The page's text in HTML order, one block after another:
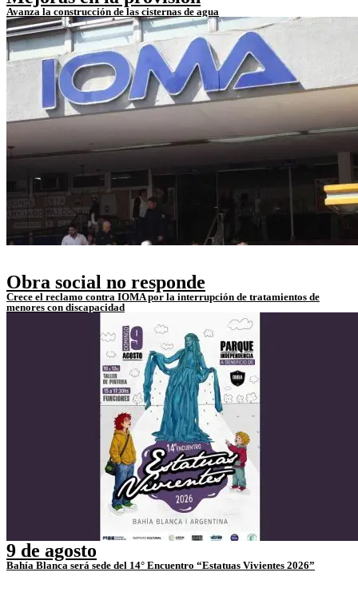
Avanza la construcción de las cisternas de agua
Obra social no responde
Crece el reclamo contra IOMA por la interrupción de tratamientos de
menores con discapacidad
9 de agosto
Bahía Blanca será sede del 14° Encuentro “Estatuas Vivientes 2026”